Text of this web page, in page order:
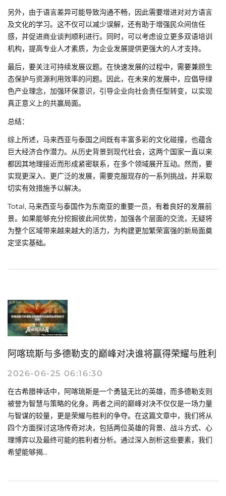
另外，由于语言差异可能导致沟通不畅，因此需要增进对对方语言
及文化的学习。这不仅可以减少误解，还有助于增强民众间信任
感，并促进商业谈判顺利进行。同时，可以考虑设立更多双语培训
机构，提高专业人才素质，为企业发展提供更强大的人才支持。
最后，要关注可持续发展议题。在快速发展的过程中，需要兼顾生
态保护与资源利用效率的问题。因此，在未来的发展中，应倡导绿
色产业理念，加强环保意识，引导企业向社会责任型转变，以实现
真正意义上的共赢局面。
总结：
综上所述，马来西亚与泰国之间既有丰富多彩的文化碰撞，也蕴含
巨大经济合作潜力。从历史背景到现代社会，这两个国家一直以来
都因其地理接近而形成紧密联系，在多个领域展开互动。然而，要
实现更深入、更广泛的发展，需要克服现存的一系列挑战，并采取
切实有效措施予以解决。
Total, 马来西亚与泰国作为东南亚的重要一员，有着良好的发展前
景。如果能够充分挖掘彼此间优势，加强各个层面的交流，无疑将
为整个区域带来越来越大的活力，为构建更加繁荣富强的新局面奠
定坚实基础。
阿喀琉斯与多德勒支的巅峰对决谁将赢得荣耀与胜利
2026-06-25 06:16:30
在古希腊神话中，阿喀琉斯是一个勇猛无比的英雄，而多德勒支则
被誉为智慧与策略的化身。两者之间的巅峰对决不仅仅是一场力量
与智谋的较量，更是荣耀与胜利的争夺。在这篇文章中，我们将从
四个方面探讨这场传奇对决，包括两位英雄的背景、战斗方式、心
理博弈以及最终可能的胜利者分析。通过深入剖析这些要素，我们
希望能够揭...